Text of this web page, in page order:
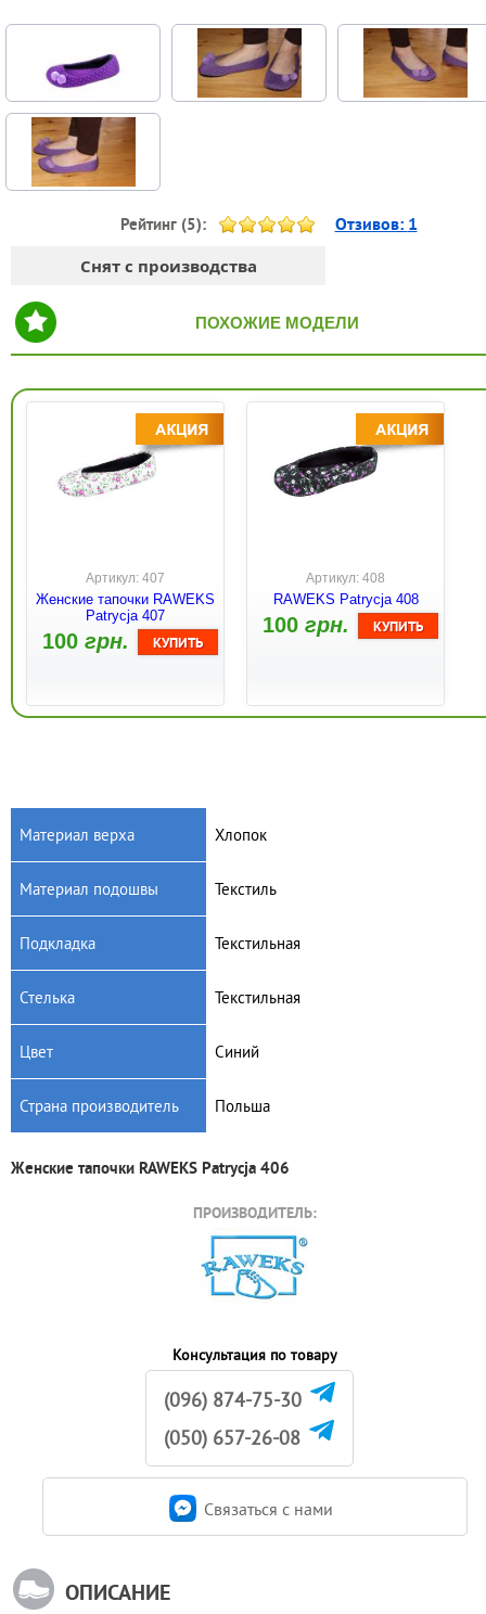
Рейтинг (5): Отзивов: 1
Снят с производства
ПОХОЖИЕ МОДЕЛИ
Артикул: 407
Женские тапочки RAWEKS
Patrycja 407
100грн.
Артикул: 408
RAWEKS Patrycja 408
100грн.
Patrycja 409
100грн.
Материал верха Хлопок
Материал подошвы Текстиль
Подкладка Текстильная
Стелька Текстильная
Цвет Синий
Страна производитель Польша
Женские тапочки RAWEKS Patrycja 406
ПРОИЗВОДИТЕЛЬ:
Консультация по товару
(096) 874-75-30
(050) 657-26-08
Связаться c нами
ОПИСАНИЕ